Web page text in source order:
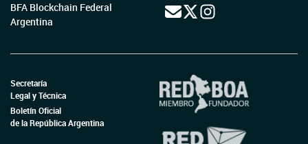
BFA Blockchain Federal
Argentina
Secretaría
Legal y Técnica
Boletín Oficial
de la República Argentina